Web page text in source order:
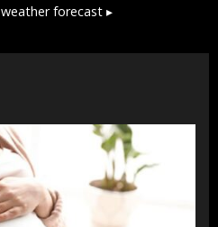
weather forecast ▸